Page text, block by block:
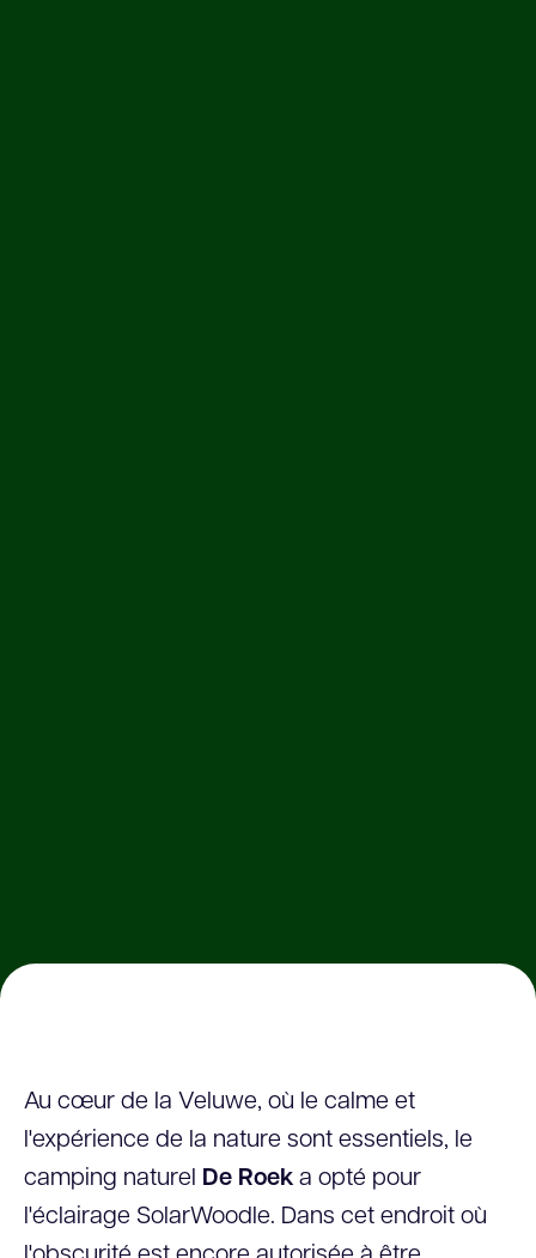
Au cœur de la Veluwe, où le calme et
l'expérience de la nature sont essentiels, le
camping naturel De Roek a opté pour
l'éclairage SolarWoodle. Dans cet endroit où